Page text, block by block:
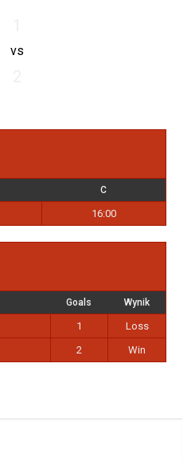
vs
C
16:00
Goals Wynik
1
Loss
2 Win